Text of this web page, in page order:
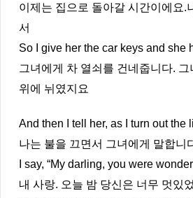
이제는 집으로 돌아갈 시간이에요.
서
So I give her the car keys and she
그녀에게 차 열쇠를 건네줍니다. 그
위에 뉘였지요
And then I tell her, as I turn out the
나는 불을 끄면서 그녀에게 말합니
I say, “My darling, you were
내 사랑. 오늘 밤 당신은 너무 멋있